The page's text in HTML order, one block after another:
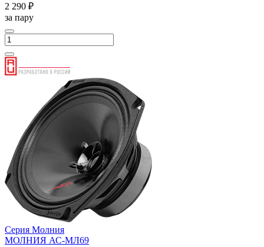
2 290 ₽
за пару
Серия Молния
МОЛНИЯ АС-МЛ69